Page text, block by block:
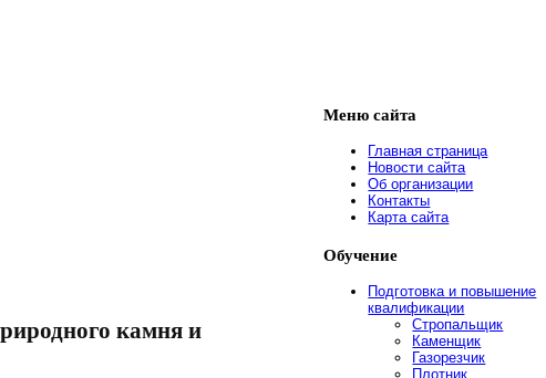
камня и
Менюсайта
Главная страница
Новости сайта
Об организации
Контакты
Карта сайта
Обучение
Подготовка и повышение
квалификации
Стропальщик
Каменщик
Газорезчик
Плотник